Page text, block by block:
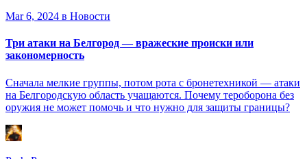
Mar 6, 2024 в Новости
Три атаки на Белгород — вражеские происки или
закономерность
Сначала мелкие группы, потом рота с бронетехникой — атаки
на Белгородскую область учащаются. Почему тероборона без
оружия не может помочь и что нужно для защиты границы?